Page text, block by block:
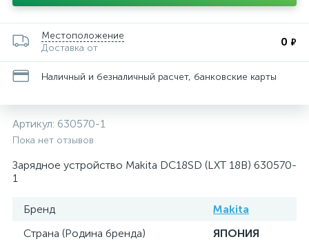
Местоположение
Доставка от
0 ₽
Наличный и безналичный расчет, банковские карты
Артикул: 630570-1
Пока нет отзывов
Зарядное устройство Makita DC18SD (LXT 18В) 630570-
1
Бренд
Makita
Страна (Родина бренда)
ЯПОНИЯ